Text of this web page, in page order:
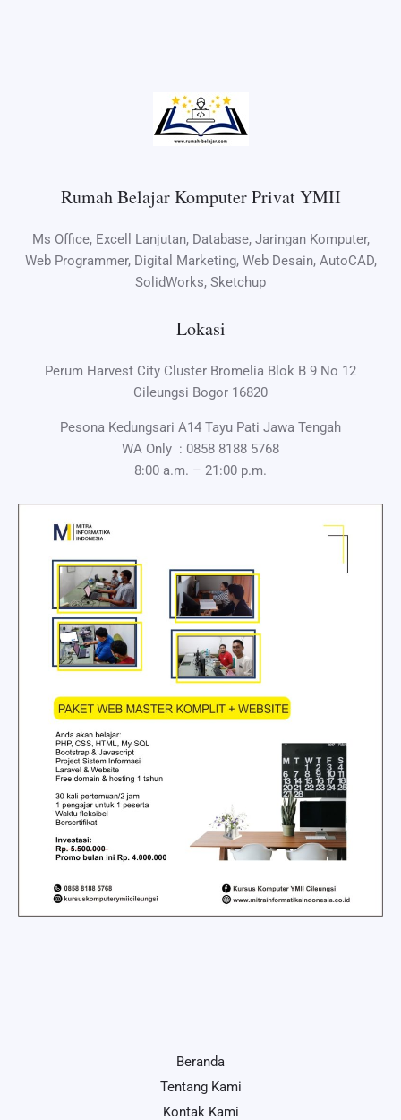
Rumah Belajar Komputer Privat YMII
Ms Office, Excell Lanjutan, Database, Jaringan Komputer,
Web Programmer, Digital Marketing, Web Desain, AutoCAD,
SolidWorks, Sketchup
Lokasi
Perum Harvest City Cluster Bromelia Blok B 9 No 12
Cileungsi Bogor 16820
Pesona Kedungsari A14 Tayu Pati Jawa Tengah
WA Only : 0858 8188 5768
8:00 a.m. – 21:00 p.m.
Beranda
Tentang Kami
Kontak Kami